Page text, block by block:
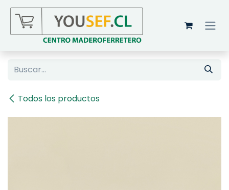
Ir al contenido
Todos los productos